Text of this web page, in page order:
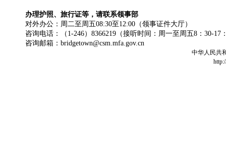
办理护照、旅行证等，请联系领事部
对外办公：周二至周五08:30至12:00（领事证件大厅）
咨询电话：（1-246）8366219（接听时间：周一至周五8：30-17
咨询邮箱：bridgetown@csm.mfa.gov.cn
中华人民共